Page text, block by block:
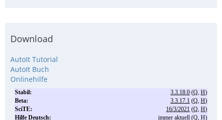
Download
AutoIt Tutorial
AutoIt Buch
Onlinehilfe